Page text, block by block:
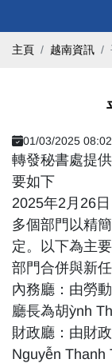
主頁 越南資訊
01/03/2025
轉發秘書處提
要如下
2025年2月26
多個部門以精
定。以下為主要
部門合併與新
內務廳：由勞
廳長為胡ỳnh
財政廳：由財
Nguyễn Thanh